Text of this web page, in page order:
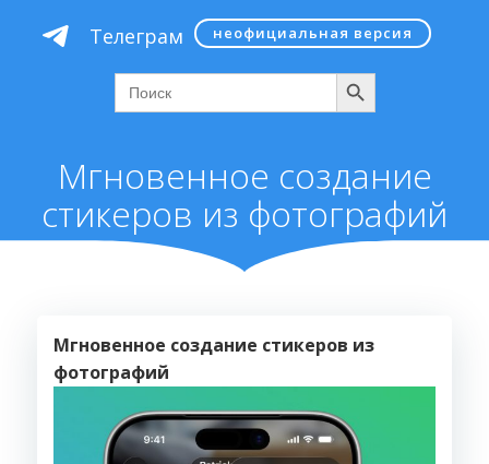
к
Телеграм неофициальная версия
Search
for:
Поиск
Мгновенное создание
стикеров из фотографий
Мгновенное создание стикеров из
фотографий